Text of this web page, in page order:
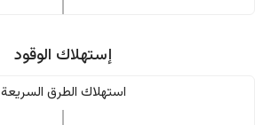
إستهلاك الوقود
استهلاك الطرق السريعة